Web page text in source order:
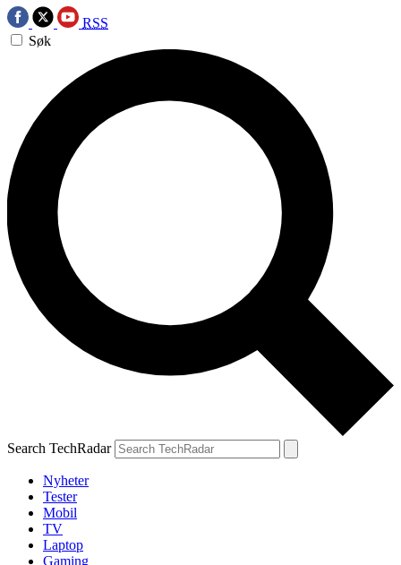
RSS
Søk
Search TechRadar
Nyheter
Tester
Mobil
TV
Laptop
Gaming